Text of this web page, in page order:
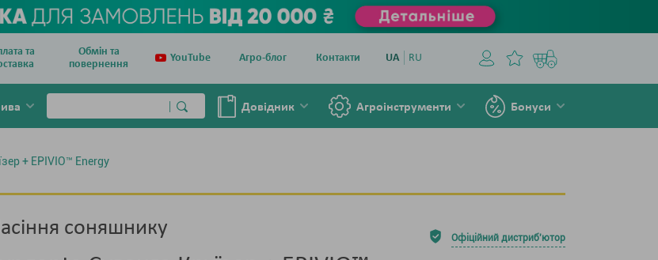
та
Обмін та
повернення
YouTube Агро-блог Контакти UA RU
Довiдник Агроінструменти Бонуси
+ EPIVIO™ Energy
Офіційний дистриб'ютор
соняшнику